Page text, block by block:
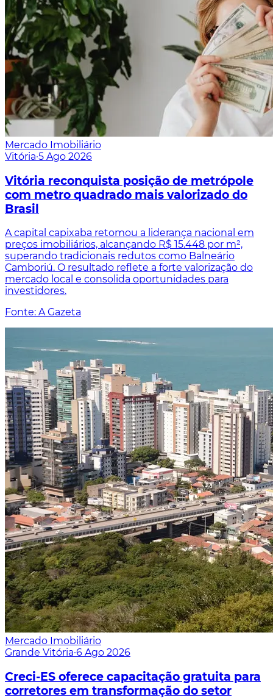
Mercado Imobiliário
Vitória·5 Ago 2026
Vitória reconquista posição de metrópole
com metro quadrado mais valorizado do
Brasil
A capital capixaba retomou a liderança nacional em
preços imobiliários, alcançando R$ 15.448 por m²,
superando tradicionais redutos como Balneário
Camboriú. O resultado reflete a forte valorização do
mercado local e consolida oportunidades para
investidores.
Fonte: A Gazeta
Mercado Imobiliário
Grande Vitória·6 Ago 2026
Creci-ES oferece capacitação gratuita para
corretores em transformação do setor